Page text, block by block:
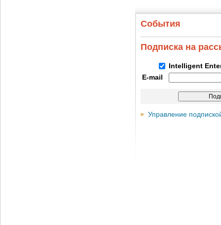
События
Подписка на
Intelligent
E-mail
Управление